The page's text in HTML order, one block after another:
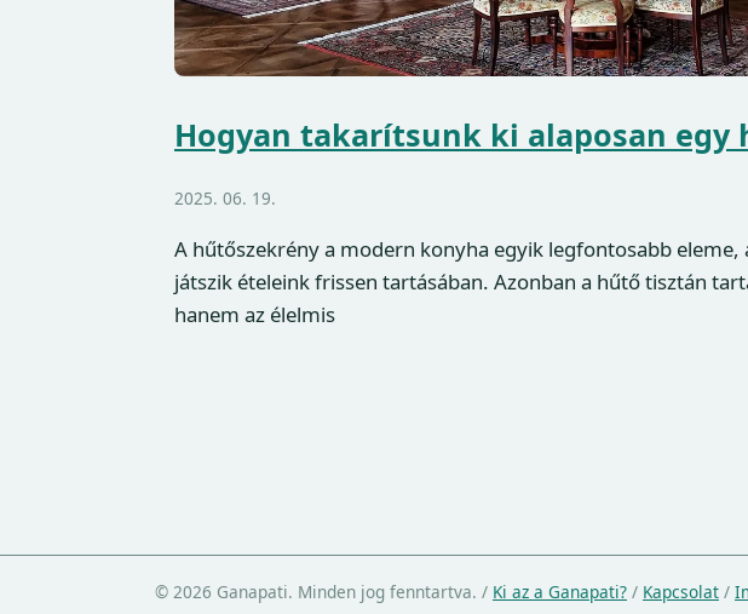
Hogyan takarítsunk ki alaposan egy
2025. 06. 19.
A hűtőszekrény a modern konyha egyik legfontosabb
játszik ételeink frissen tartásában. Azonban a hűtő tisztán
hanem az élelmis
© 2026 Ganapati. Minden jog fenntartva. / Ki az a Ganapati? / Kapcsolat /